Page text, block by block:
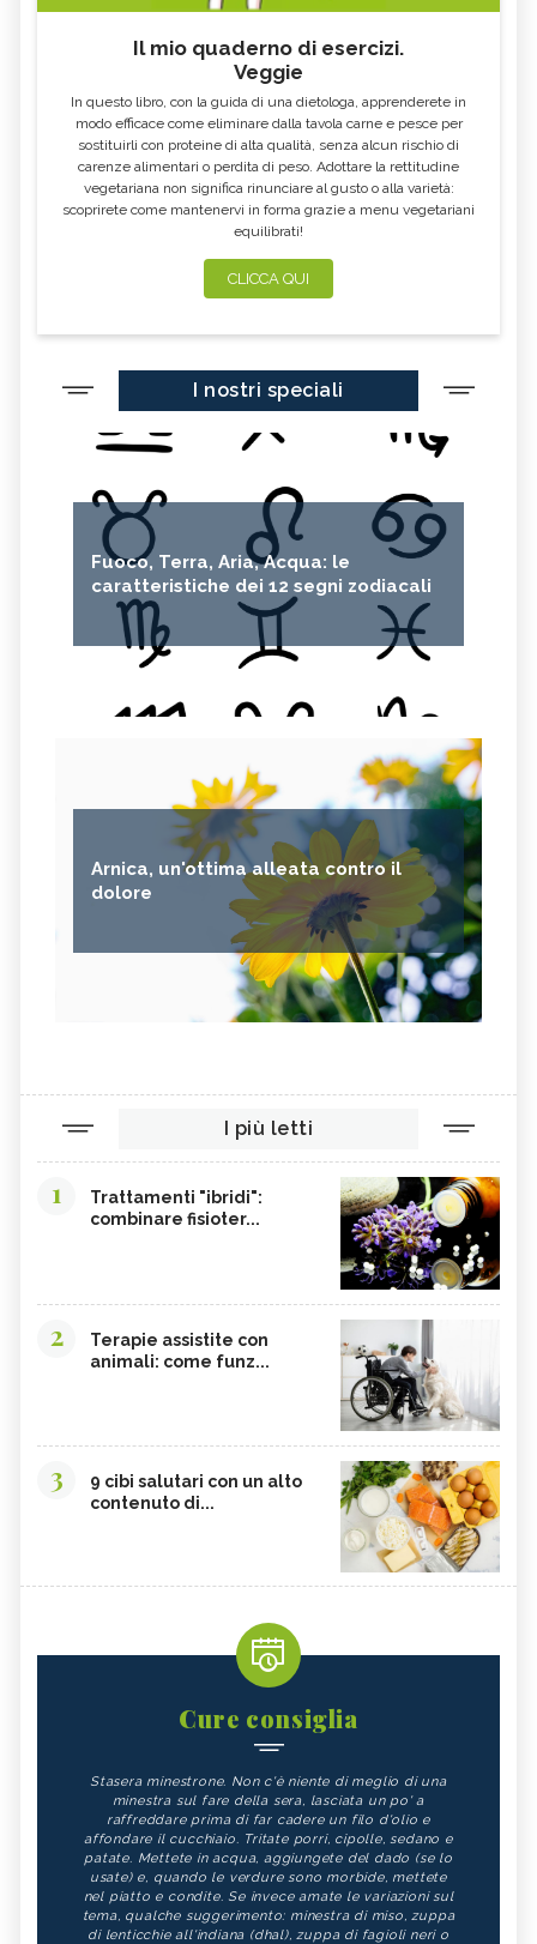
Il mio quaderno di esercizi.
Veggie
In questo libro, con la guida di una dietologa, apprenderete in
modo efficace come eliminare dalla tavola carne e pesce per
sostituirli con proteine di alta qualità, senza alcun rischio di
carenze alimentari o perdita di peso. Adottare la rettitudine
vegetariana non significa rinunciare al gusto o alla varietà:
scoprirete come mantenervi in forma grazie a menu vegetariani
equilibrati!
CLICCA QUI
I nostri speciali
Fuoco, Terra, Aria, Acqua: le
caratteristiche dei 12 segni zodiacali
Arnica, un'ottima alleata contro il
dolore
I più letti
1
Trattamenti "ibridi":
combinare fisioter...
2
Terapie assistite con
animali: come funz...
3
9 cibi salutari con un alto
contenuto di...
Cure consiglia
Stasera minestrone. Non c'è niente di meglio di una
minestra sul fare della sera, lasciata un po' a
raffreddare prima di far cadere un filo d'olio e
affondare il cucchiaio. Tritate porri, cipolle, sedano e
patate. Mettete in acqua, aggiungete del dado (se lo
usate) e, quando le verdure sono morbide, mettete
nel piatto e condite. Se invece amate le variazioni sul
tema, qualche suggerimento: minestra di miso, zuppa
di lenticchie all'indiana (dhal), zuppa di fagioli neri o